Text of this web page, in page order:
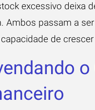
excessivo deixa
Ambos passam a
de